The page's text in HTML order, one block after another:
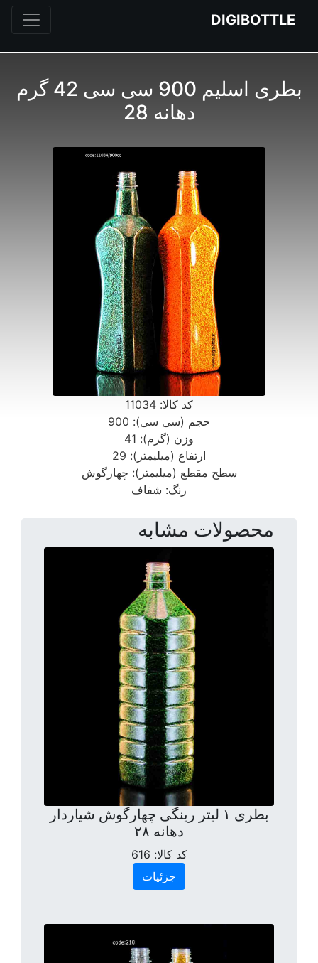
DIGIBOTTLE
بطری اسلیم 900 سی سی 42 گرم
دهانه 28
کد کالا: 11034
حجم (سی سی): 900
وزن (گرم): 41
ارتفاع (میلیمتر): 29
سطح مقطع (میلیمتر): چهارگوش
رنگ: شفاف
محصولات مشابه
بطری ۱ لیتر رینگی چهارگوش شیاردار
دهانه ۲۸
کد کالا: 616
جزئیات